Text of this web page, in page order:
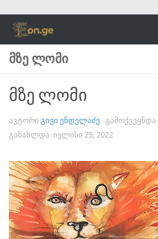
Skip to content
ᲛᲖᲔ ᲚᲝᲛᲘ
მზე ლომი
ᲐᲕᲢᲝᲠᲘ ᲒᲘᲕᲘ ᲔᲜᲓᲔᲚᲐᲫᲔ · ᲒᲐᲛᲝᲥᲕᲔᲧᲜᲓᲐ:
ᲒᲐᲜᲐᲮᲚᲓᲐ: ᲘᲕᲚᲘᲡᲘ 25, 2022